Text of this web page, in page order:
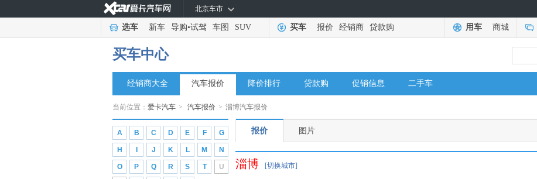
北京车市
选车 新车 导购•试驾 车图 SUV 买车 报价 经销商 贷款购 用车 商城
买车中心
经销商大全 汽车报价 降价排行 贷款购 促销信息 二手车
当前位置： 爱卡汽车 > 汽车报价 > 淄博汽车报价
A B C D E F G
H J K L M N
O P Q R S T U
报价 图片
淄博 [切换城市]